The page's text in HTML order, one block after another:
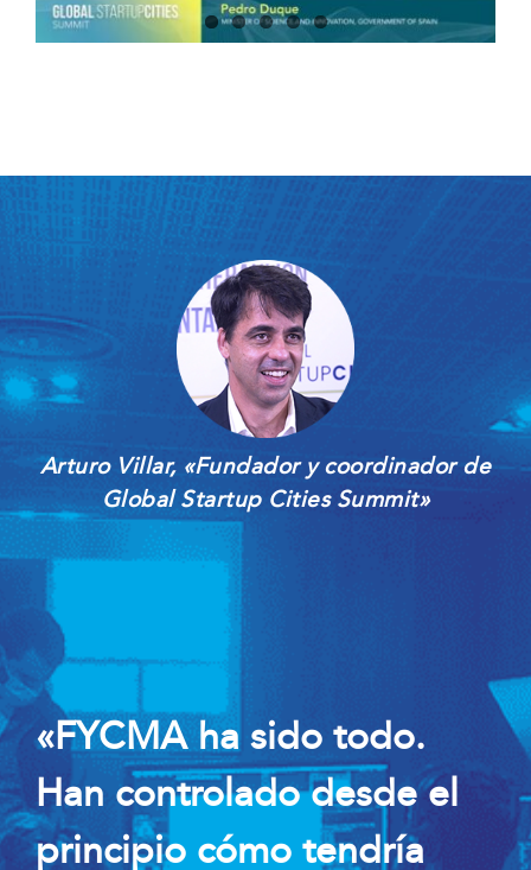
Arturo Villar, «Fundador y coordinador de
Global Startup Cities Summit»
«FYCMA ha sido todo.
Han controlado desde el
principio cómo tendría